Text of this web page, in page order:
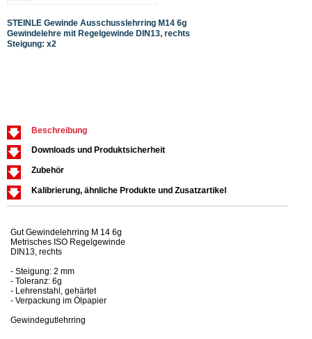
STEINLE Gewinde Ausschusslehrring M14 6g
Gewindelehre mit Regelgewinde DIN13, rechts
Steigung: x2
Beschreibung
Downloads und Produktsicherheit
Zubehör
Kalibrierung, ähnliche Produkte und Zusatzartikel
Gut Gewindelehrring M 14 6g
Metrisches ISO Regelgewinde
DIN13, rechts
- Steigung: 2 mm
- Toleranz: 6g
- Lehrenstahl, gehärtet
- Verpackung im Ölpapier
Gewindegutlehrring